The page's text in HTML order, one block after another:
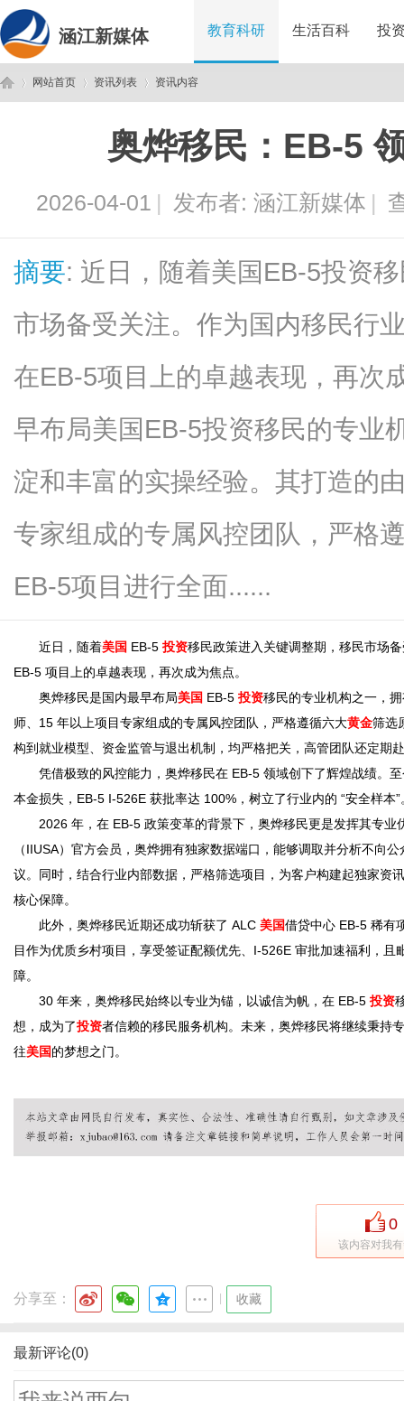
涵江新媒体 教育科研 生活百科 投
网站首页 资讯列表
›
资讯内容
奥烨移民：EB-5
2026-04-01 | 发布者: 涵江新媒体 |
摘要: 近日，随着美国EB-5投资
市场备受关注。作为国内移民行
在EB-5项目上的卓越表现，再次
早布局美国EB-5投资移民的专业
淀和丰富的实操经验。其打造的
专家组成的专属风控团队，严格
EB-5项目进行全面......
近日，随着美国 EB-5 投资移民政策进入关键调整期，移民市场
EB-5 项目上的卓越表现，再次成为焦点。
奥烨移民是国内最早布局美国 EB-5 投资移民的专业机构之一，
师、15 年以上项目专家组成的专属风控团队，严格遵循六大黄金筛选
构到就业模型、资金监管与退出机制，均严格把关，高管团队还定期
凭借极致的风控能力，奥烨移民在 EB-5 领域创下了辉煌战绩。
本金损失，EB-5 I-526E 获批率达 100%，树立了行业内的 “安全样本”
2026 年，在 EB-5 政策变革的背景下，奥烨移民更是发挥其专业
（IIUSA）官方会员，奥烨拥有独家数据端口，能够调取并分析不向
议。同时，结合行业内部数据，严格筛选项目，为客户构建起独家资
核心保障。
此外，奥烨移民近期还成功斩获了 ALC 美国借贷中心 EB-5 稀有
目作为优质乡村项目，享受签证配额优先、I-526E 审批加速福利，且
障。
30 年来，奥烨移民始终以专业为锚，以诚信为帆，在 EB-5 投资
想，成为了投资者信赖的移民服务机构。未来，奥烨移民将继续秉持
往美国的梦想之门。
0
该内容对我
分享至： 收藏
最新评论(0)